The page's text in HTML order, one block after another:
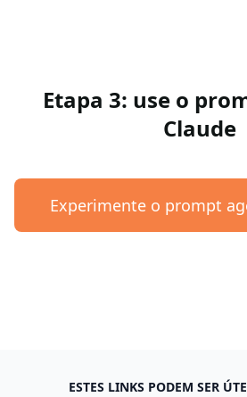
Etapa 3: use o
Claude
Experimente o prompt
ESTES LINKS PODEM SER